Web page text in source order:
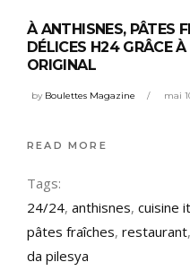
À ANTHISNES, PÂTES
DÉLICES H24 GRÂCE
ORIGINAL
by Boulettes Magazine mai
READ MORE
Tags:
24/24, anthisnes, cuisine
pâtes fraîches, restaurant,
da pilesya